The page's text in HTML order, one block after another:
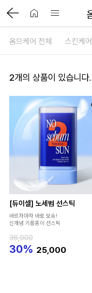
옴므케어 전체 스킨케어
2개의 상품이 있습니다.
[듀이셀] 노세범 선스틱
바르자마자 바로 보송!
신개념 기름종이 선스틱
36,000
30% 25,000